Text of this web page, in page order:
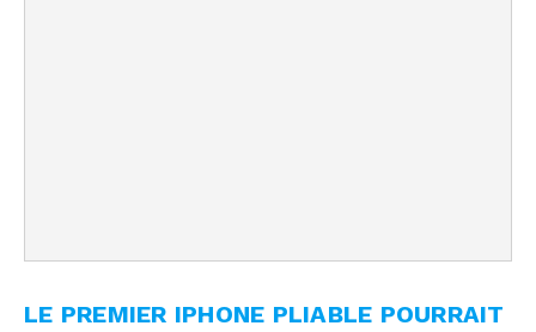
LE PREMIER IPHONE PLIABLE POURRAIT